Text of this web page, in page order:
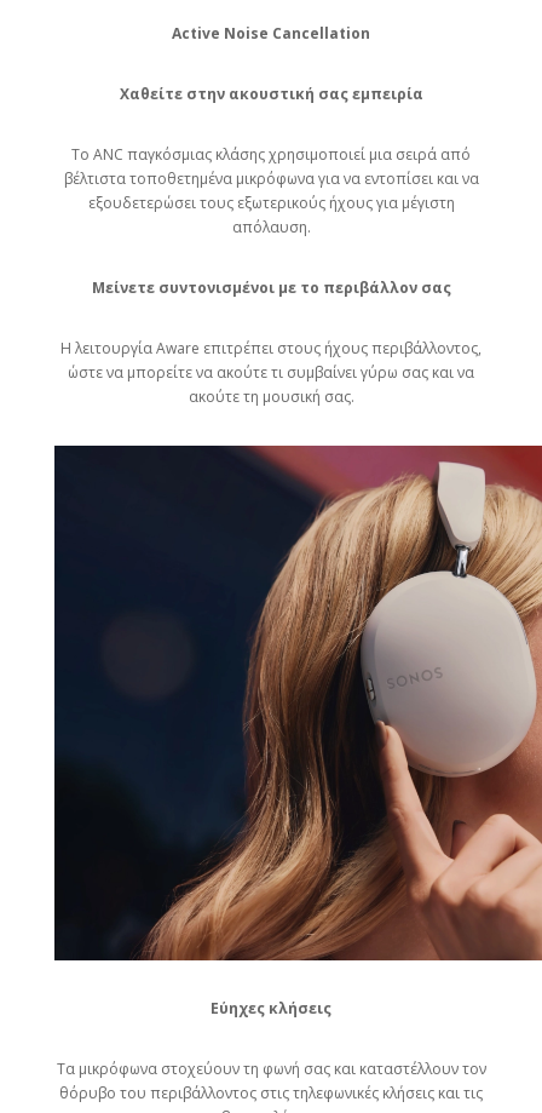
Active Noise Cancellation
Χαθείτε στην ακουστική σας εμπειρία
Το ANC παγκόσμιας κλάσης χρησιμοποιεί μια σειρά από
βέλτιστα τοποθετημένα μικρόφωνα για να εντοπίσει και να
εξουδετερώσει τους εξωτερικούς ήχους για μέγιστη
απόλαυση.
Μείνετε συντονισμένοι με το περιβάλλον σας
Η λειτουργία Aware επιτρέπει στους ήχους περιβάλλοντος,
ώστε να μπορείτε να ακούτε τι συμβαίνει γύρω σας και να
ακούτε τη μουσική σας.
Εύηχες κλήσεις
Τα μικρόφωνα στοχεύουν τη φωνή σας και καταστέλλουν τον
θόρυβο του περιβάλλοντος στις τηλεφωνικές κλήσεις και τις